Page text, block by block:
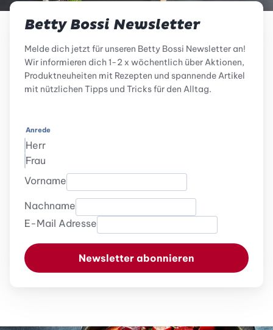
Betty Bossi Newsletter
Melde dich jetzt für unseren Betty Bossi Newsletter an!
Wir informieren dich 1-2 x wöchentlich über Aktionen,
Produktneuheiten mit Rezepten und spannende Artikel
mit nützlichen Tipps und Tricks für den Alltag.
Anrede
Herr
Frau
Vorname
Nachname
E-Mail Adresse
Newsletter abonnieren